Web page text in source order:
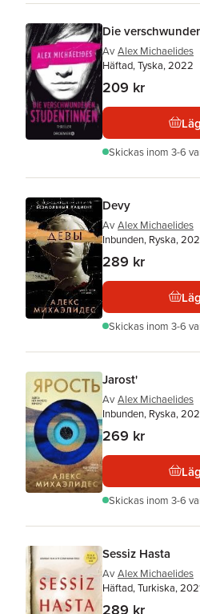
Die
Av Alex Michaelides
Häftad, Tyska, 2022
209 kr
Skickas inom 3-6
Devy
Av Alex Michaelides
Inbunden, Ryska,
289 kr
Skickas inom 3-6
Jarost'
Av Alex Michaelides
Inbunden, Ryska,
269 kr
Skickas inom 3-6
Sessiz Hasta
Av Alex Michaelides
Häftad, Turkiska,
289 kr